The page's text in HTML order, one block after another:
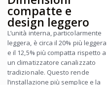
compatte e
design leggero
L’unità interna, particolarmente
leggera, è circa il 20% più leggera
e il 12,5% più compatta rispetto a
un climatizzatore canalizzato
tradizionale. Questo rende
l’installazione più semplice e la